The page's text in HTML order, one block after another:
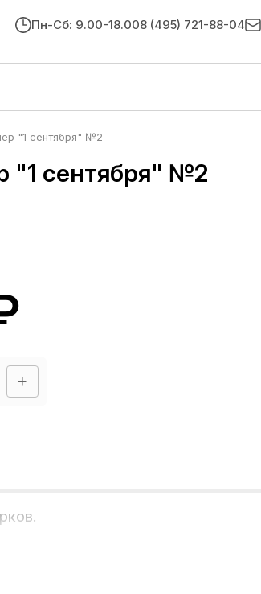
Пн-Сб: 9.00-18.008 (495) 721-88-04
"1 сентября" №2
"1 сентября" №2